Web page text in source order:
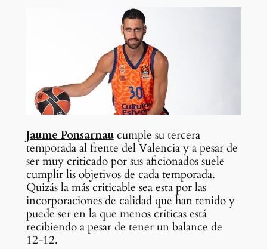
Jaume Ponsarnaucumple su tercera
temporada al frente del Valencia y a pesar de
ser muy criticado por sus aficionados suele
cumplir lis objetivos de cada temporada.
Quizás la más criticable sea esta por las
incorporaciones de calidad que han tenido y
puede ser en la que menos críticas está
recibiendo a pesar de tener un balance de
12-12.